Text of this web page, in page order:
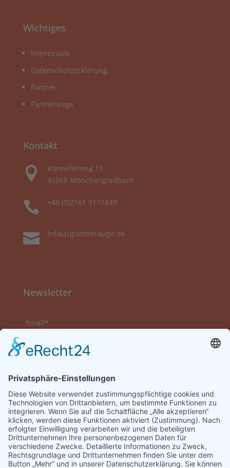
Wichtiges
Impressum
Datenschutzerklärung
Partner
Partnerauge
Kontakt

Rönneterring 11
41068 Mönchengladbach
 +49 (0)2161 9171849
 info(at)partnerauge.de
Newsletter
Email*
Nachname
Datenschutzerklärung zur Kenntnis genommen
und akzeptiert.